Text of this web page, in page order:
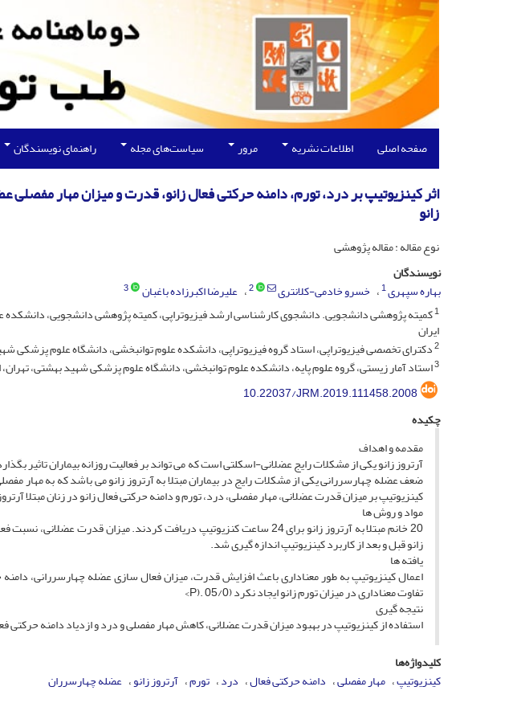
صفحه اصلی اطلاعات نشریه مرور سیاست‌های مجله راهنمای نویسندگان
اثر کینزیوتیپ بر درد، تورم، دامنه حرکتی فعال زانو، قدرت و میزان مهار مفصلی
زانو
نوع مقاله : مقاله پژوهشی
نویسندگان
بهاره سپهری1 خسرو خادمی-کلانتری 2 علیرضا اکبرزاده باغبان
3
1کمیته پژوهشی دانشجویی. دانشجوی کارشناسی ارشد فیزیوتراپی، کمیته پژوهشی دانشجویی، دانشکده
ایران
2دکترای تخصصی فیزیوتراپی، استاد گروه فیزیوتراپی، دانشکده علوم توانبخشی، دانشگاه علوم پزشکی
3استاد آمار زیستی، گروه علوم پایه، دانشکده علوم توانبخشی، دانشگاه علوم پزشکی شهید بهشتی، تهران،
10.22037/JRM.2019.111458.2008
چکیده
مقدمه و اهداف
آرتروز زانو یکی از مشکلات رایج عضلانی-اسکلتی است که می تواند بر فعالیت روزانه بیماران تاثیر
ضعف عضله چهارسررانی یکی از مشکلات رایج در بیماران مبتلا به آرتروز زانو می باشد که به
کینزیوتیپ بر میزان قدرت عضلانی، مهار مفصلی، درد، تورم و دامنه حرکتی فعال زانو در زنان مبتلا
مواد و روش ها
20 خانم مبتلا به آرتروز زانو برای 24 ساعت کنزیوتیپ دریافت کردند. میزان
زانو قبل و بعد از کاربرد کینزیوتیپ اندازه گیری شد.
یافته ها
تفاوت معناداری در میزان تورم زانو ایجاد نکرد (05/0 .(P>
نتیجه گیری
استفاده از کینزیوتیپ در بهبود میزان قدرت عضلانی، کاهش مهار مفصلی و درد و ازدیاد دامنه حرکتی
کلیدواژه‌ها
کینزیوتیپ مهار مفصلی دامنه حرکتی فعال درد تورم آرتروز زانو عضله چهارسرران